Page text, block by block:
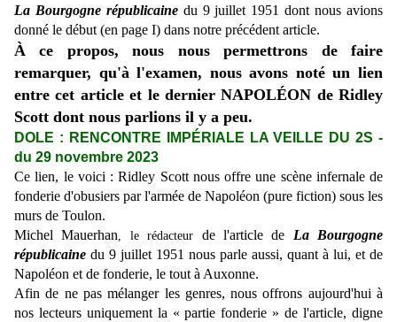
La Bourgogne républicaine du 9 juillet 1951 dont nous avions
donné le début (en page I) dans notre précédent article.
À ce propos, nous nous permettrons de faire
remarquer, qu'à l'examen, nous avons noté un lien
entre cet article et le dernier NAPOLÉON de Ridley
Scott dont nous parlions il y a peu.
DOLE : RENCONTRE IMPÉRIALE LA VEILLE DU 2S -
du 29 novembre 2023
Ce lien, le voici : Ridley Scott nous offre une scène infernale de
fonderie d'obusiers par l'armée de Napoléon (pure fiction) sous les
murs de Toulon.
Michel Mauerhan, le rédacteur de l'article de La Bourgogne
républicaine du 9 juillet 1951 nous parle aussi, quant à lui, et de
Napoléon et de fonderie, le tout à Auxonne.
Afin de ne pas mélanger les genres, nous offrons aujourd'hui à
nos lecteurs uniquement la « partie fonderie » de l'article, digne